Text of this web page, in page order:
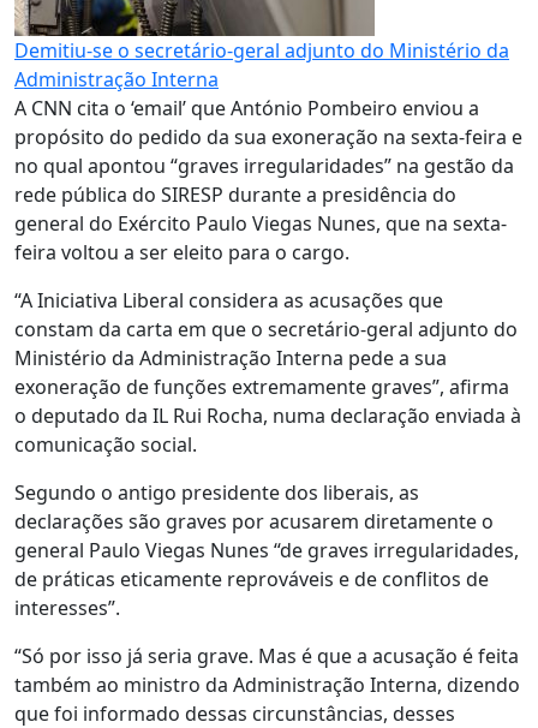
Demitiu-se o secretário-geral adjunto do Ministério da
Administração Interna
A CNN cita o ‘email’ que António Pombeiro enviou a
propósito do pedido da sua exoneração na sexta-feira e
no qual apontou “graves irregularidades” na gestão da
rede pública do SIRESP durante a presidência do
general do Exército Paulo Viegas Nunes, que na sexta-
feira voltou a ser eleito para o cargo.
“A Iniciativa Liberal considera as acusações que
constam da carta em que o secretário-geral adjunto do
Ministério da Administração Interna pede a sua
exoneração de funções extremamente graves”, afirma
o deputado da IL Rui Rocha, numa declaração enviada à
comunicação social.
Segundo o antigo presidente dos liberais, as
declarações são graves por acusarem diretamente o
general Paulo Viegas Nunes “de graves irregularidades,
de práticas eticamente reprováveis e de conflitos de
interesses”.
“Só por isso já seria grave. Mas é que a acusação é feita
também ao ministro da Administração Interna, dizendo
que foi informado dessas circunstâncias, desses